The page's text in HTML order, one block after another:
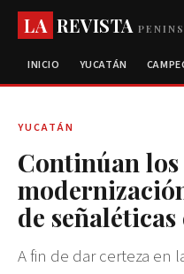
LA REVISTA
INICIO YUCATÁN
YUCATÁN
Continúan
de
A fin de dar certeza en